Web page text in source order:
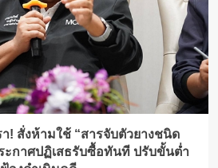
! สั่งห้ามใช้ “สารจับตัวยางชนิด
ะกาศปฏิเสธรับซื้อทันที ปรับขั้นต่ำ